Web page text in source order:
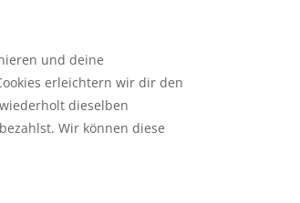
und deine
erleichtern wir dir den
dieselben
Wir können diese